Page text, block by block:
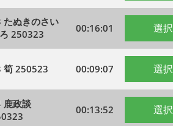
たぬきのさい
250323
00:16:01 選択
筍 250523 00:09:07 選択
鹿政談
00:13:52 選択